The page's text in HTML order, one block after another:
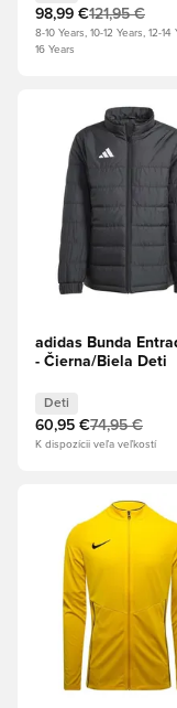
98,99 €121,95 €
8-10 Years, 10-12 Years, 12-14
16 Years
Otvorí modál na
adidas Bunda
- Čierna/Biela Deti
Deti
60,95 €74,95 €
K dispozícii veľa veľkostí
Otvorí modál na